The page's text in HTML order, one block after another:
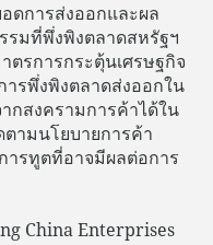
ดการส่งออกและผล
มที่พึ่งพิงตลาดสหรัฐฯ
ตรการกระตุ้นเศรษฐกิจ
ารพึ่งพิงตลาดส่งออกใน
กสงครามการค้าได้ใน
ามนโยบายการค้า
ารทูตที่อาจมีผลต่อการ
China Enterprises